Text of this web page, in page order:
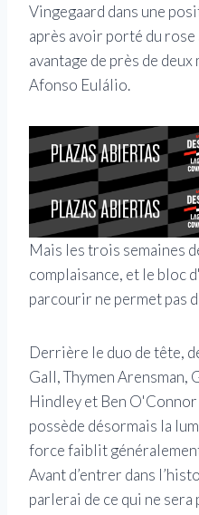
Vingegaard dans une
après avoir porté du
avantage de près de
Afonso Eulálio.
Mais les trois semaines
complaisance, et le bloc
parcourir ne permet pas
Derrière le duo de tête,
Gall, Thymen Arensman,
Hindley et Ben
possède désormais la
force faiblit
Avant d’entrer dans
parlerai de ce qui ne sera